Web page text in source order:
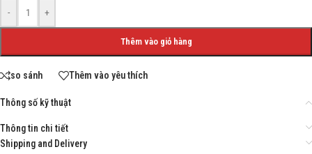
- +
Thêm vào giỏ hàng
so sánh Thêm vào yêu thích
Thông số kỹ thuật
Thông tin chi tiết
Shipping and Delivery